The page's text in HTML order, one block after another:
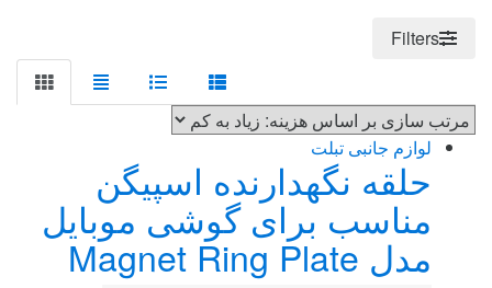
low
Filters
لوازم جانبی تبلت
حلقه نگهدارنده اسپیگن
مناسب برای گوشی موبایل
مدل Magnet Ring Plate